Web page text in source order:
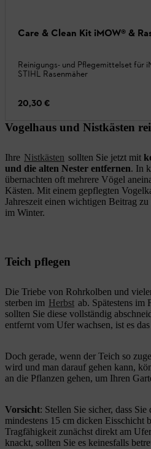
Care & Clean Kit iMOW® &
Reinigungs- und Pflegemittelset für
STIHL Rasenmäher
20,30 €
Vogelhaus und Nistkästen
Ihre Nistkästen sollten Sie jetzt mit
und die alten Nester entfernen. In
übernachten oft mehrere Vögel
Kästen. Mit einem gepflegten
Jahreszeit einen wichtigen Beitrag zu
im Winter.
Teich pflegen
Die Triebe von Rohrkolben und
sterben im Herbst ab. Spätestens im
sollten Sie diese vollständig
entfernt vom Ufer wachsen, ist es
Doch gerade, wenn der Teich so
wird und man darauf gehen kann,
an die Pflanzen gehen, um Ihren
Vorsicht: Stellen Sie sicher, dass Sie
mindestens 15 cm dicken Eisschicht
Tragfähigkeit zunächst direkt am
knackt, sollten Sie es keinesfalls